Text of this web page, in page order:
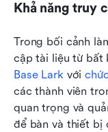
Khả năng truy
Trong bối cảnh
Base Lark với
các thành viên
quan trọng và
để bàn và thiết bị